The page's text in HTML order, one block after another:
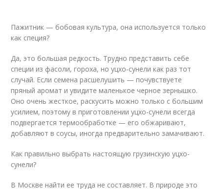
Пажитник — бобовая культура, она используется только
как специя?
Да, это большая редкость. Трудно представить себе
специи из фасоли, гороха, но уцхо-сунели как раз тот
случай. Если семена расшелушить — почувствуете
пряный аромат и увидите маленькое черное зернышко.
Оно очень жесткое, раскусить можно только с большим
усилием, поэтому в приготовлении уцхо-сунели всегда
подвергается термообработке — его обжаривают,
добавляют в соусы, иногда предварительно замачивают.
Как правильно выбрать настоящую грузинскую уцхо-
сунели?
В Москве найти ее труда не составляет. В природе это